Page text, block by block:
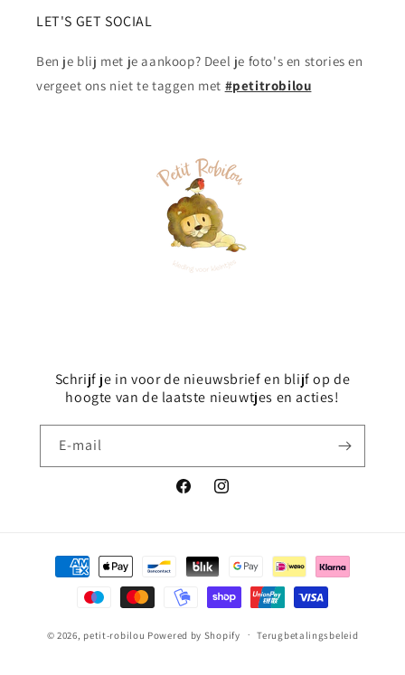
LET'S GET SOCIAL
Ben je blij met je aankoop? Deel je foto's en stories en
vergeet ons niet te taggen met #petitrobilou
Schrijf je in voor de nieuwsbrief en blijf op de
hoogte van de laatste nieuwtjes en acties!
E‑mail
FacebookInstagram
Betaalmethoden
© 2026, petit-robilou Powered by Shopify Terugbetalingsbeleid